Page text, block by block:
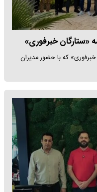
«ستارگان خبرفوری»
خبرفوری» که با حضور مدیران